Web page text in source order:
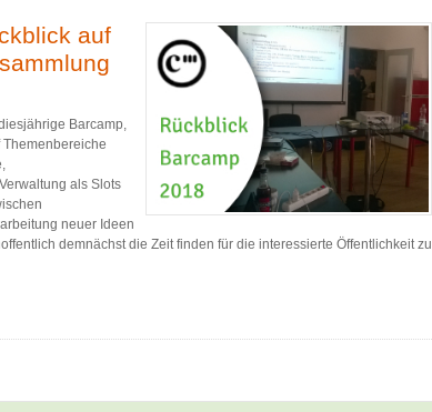
auf
Barcamp,
als Slots
neuer Ideen
demnächst die Zeit finden für die interessierte Öffentlichkeit zu